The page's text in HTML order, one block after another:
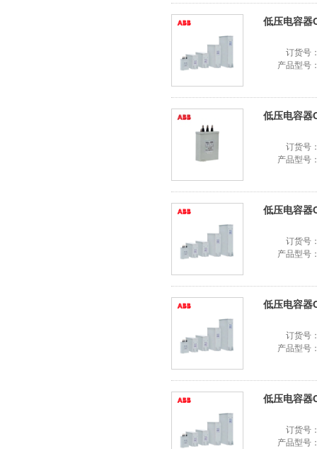
低压电容器
订货号
产品型号
低压电容器
订货号
产品型号
低压电容器
订货号
产品型号
低压电容器
订货号
产品型号
低压电容器
订货号
产品型号